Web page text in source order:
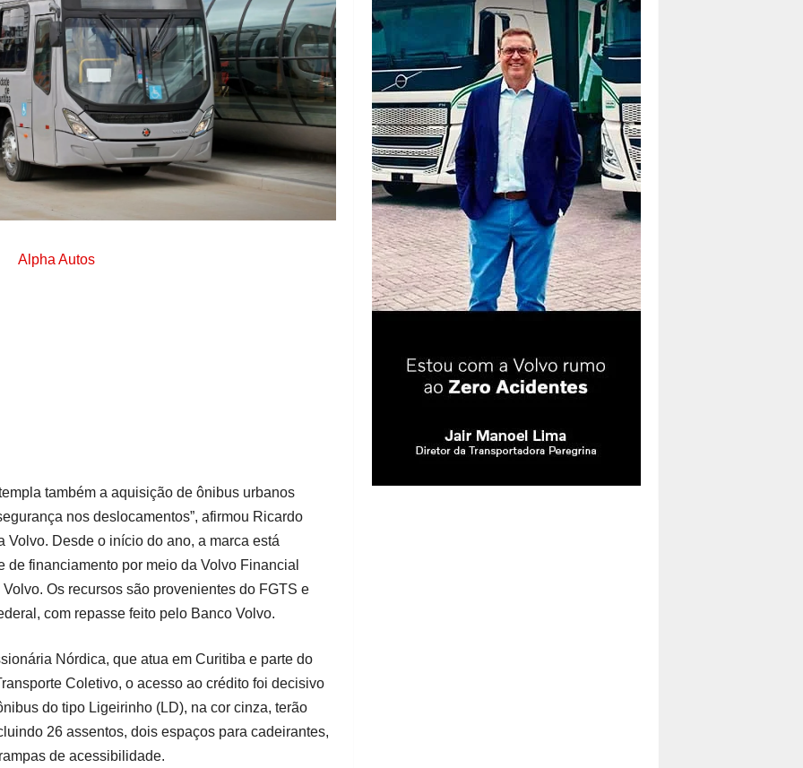
também a aquisição de ônibus urbanos
nos deslocamentos”, afirmou Ricardo
Desde o início do ano, a marca está
financiamento por meio da Volvo Financial
Os recursos são provenientes do FGTS e
com repasse feito pelo Banco Volvo.
Nórdica, que atua em Curitiba e parte do
Coletivo, o acesso ao crédito foi decisivo
do tipo Ligeirinho (LD), na cor cinza, terão
26 assentos, dois espaços para cadeirantes,
de acessibilidade.